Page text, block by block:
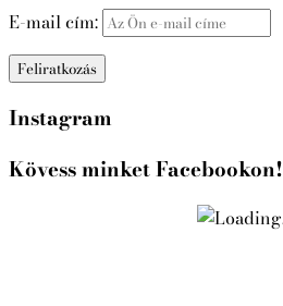
E-mail cím:
Instagram
Kövess minket Facebookon!